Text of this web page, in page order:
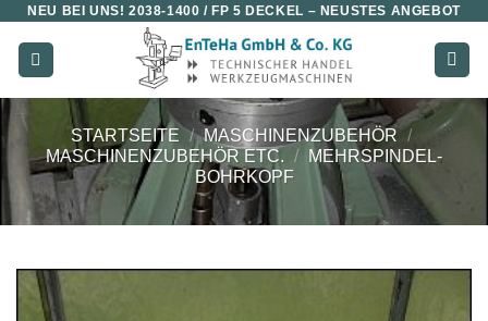
Zum
Inhalt
springen
NEU BEI UNS!2038-1400 / FP 5 DECKEL – NEUSTES ANGEBOT
STARTSEITE / MASCHINENZUBEHÖR /
MASCHINENZUBEHÖR ETC. /
MEHRSPINDEL-
BOHRKOPF